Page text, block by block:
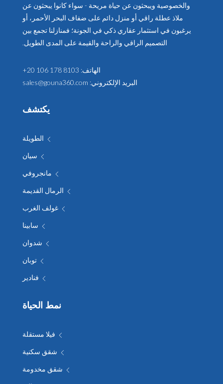
والخصوصية ويبحثون عن حياة مريحة - سواء كانوا يبحثون عن
ملاذ عطلة راقي أو منزل دائم على ضفاف البحر الأحمر، أو
يرغبون في استثمار عقاري ذكي في الجونة؛ فمنازلنا تجمع بين
التصميم الراقي والراحة والقيمة على المدى الطويل.
الهاتف: +20 106 178 8103
البريد الإلكتروني: sales@gouna360.com
يكتشف
الطويلة
سيان
مانجروفي
الرمال القديمة
غولف الغرب
سابينا
شدوان
توبان
فنادير
نمط الحياة
فيلا مستقلة
شقق سكنية
شقق مخدومة